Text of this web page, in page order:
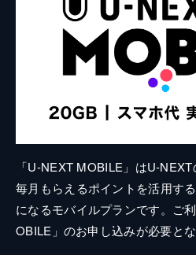
「U-NEXT MOBILE」はU-
毎月もらえるポイントを活用す
になるモバイルプランです。ご
OBILE」のお申し込みが必要とな